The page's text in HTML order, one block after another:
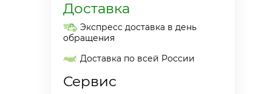
Доставка
Экспресс доставка в день
обращения
Доставка по всей России
Сервис